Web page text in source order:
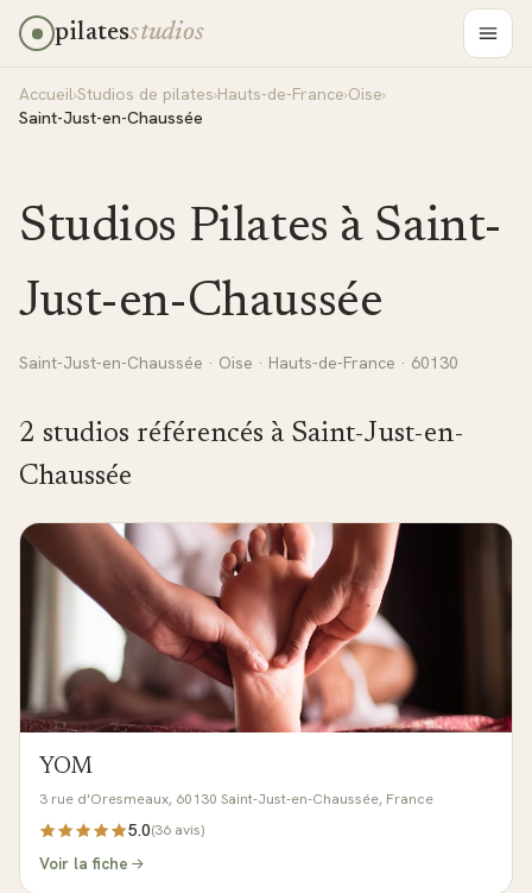
pilatesstudios
Accueil›Studios de pilates›Hauts-de-France›Oise›
Saint-Just-en-Chaussée
Studios Pilates à Saint-
Just-en-Chaussée
Saint-Just-en-Chaussée · Oise · Hauts-de-France · 60130
2 studios référencés à Saint-Just-en-
Chaussée
YOM
3 rue d'Oresmeaux, 60130 Saint-Just-en-Chaussée, France
5.0(36 avis)
Voir la fiche